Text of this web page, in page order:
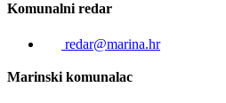
Komunalni redar
redar@marina.hr
Marinski komunalac